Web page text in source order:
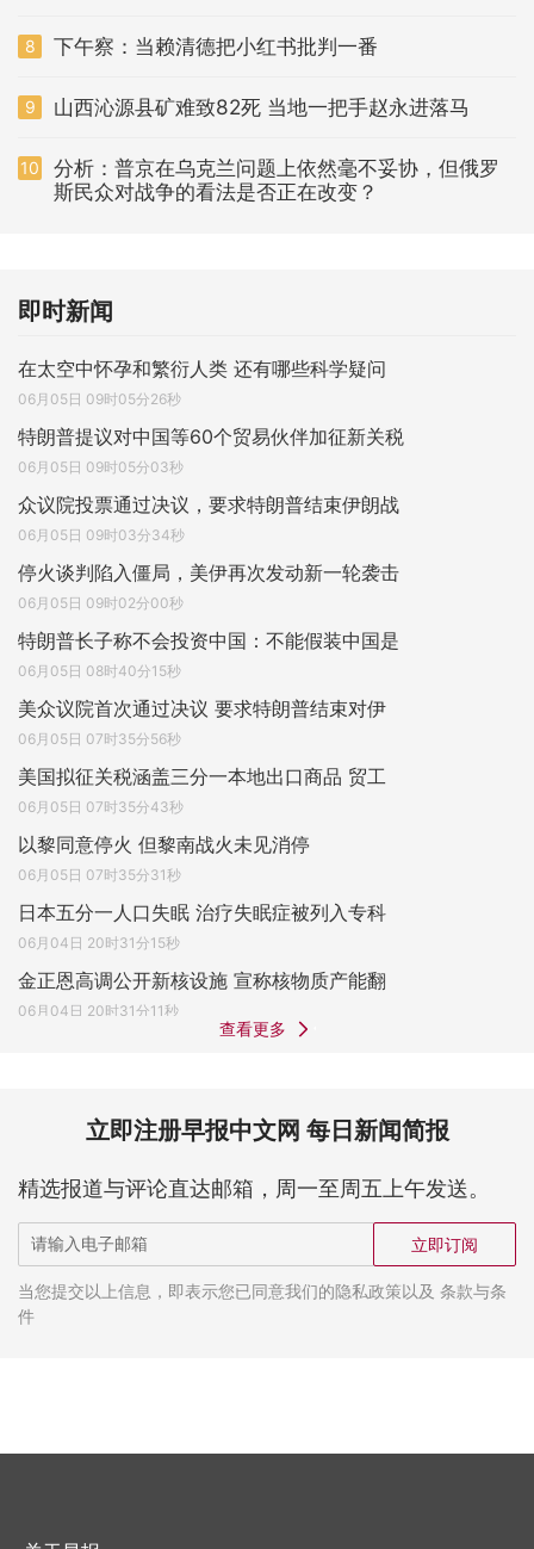
8 下午察：当赖清德把小红书批判一番
9 山西沁源县矿难致82死 当地一把手赵永进落马
10
分析：普京在乌克兰问题上依然毫不妥协，但俄罗
斯民众对战争的看法是否正在改变？
即时新闻
在太空中怀孕和繁衍人类 还有哪些科学疑问
06月05日 09时05分26秒
特朗普提议对中国等60个贸易伙伴加征新关税
06月05日 09时05分03秒
众议院投票通过决议，要求特朗普结束伊朗战
06月05日 09时03分34秒
停火谈判陷入僵局，美伊再次发动新一轮袭击
06月05日 09时02分00秒
特朗普长子称不会投资中国：不能假装中国是
06月05日 08时40分15秒
美众议院首次通过决议 要求特朗普结束对伊
06月05日 07时35分56秒
美国拟征关税涵盖三分一本地出口商品 贸工
06月05日 07时35分43秒
以黎同意停火 但黎南战火未见消停
06月05日 07时35分31秒
日本五分一人口失眠 治疗失眠症被列入专科
06月04日 20时31分15秒
金正恩高调公开新核设施 宣称核物质产能翻
06月04日 20时31分11秒
查看更多
立即注册早报中文网 每日新闻简报
精选报道与评论直达邮箱，周一至周五上午发送。
立即订阅
当您提交以上信息，即表示您已同意我们的隐私政策以及 条款与条
件